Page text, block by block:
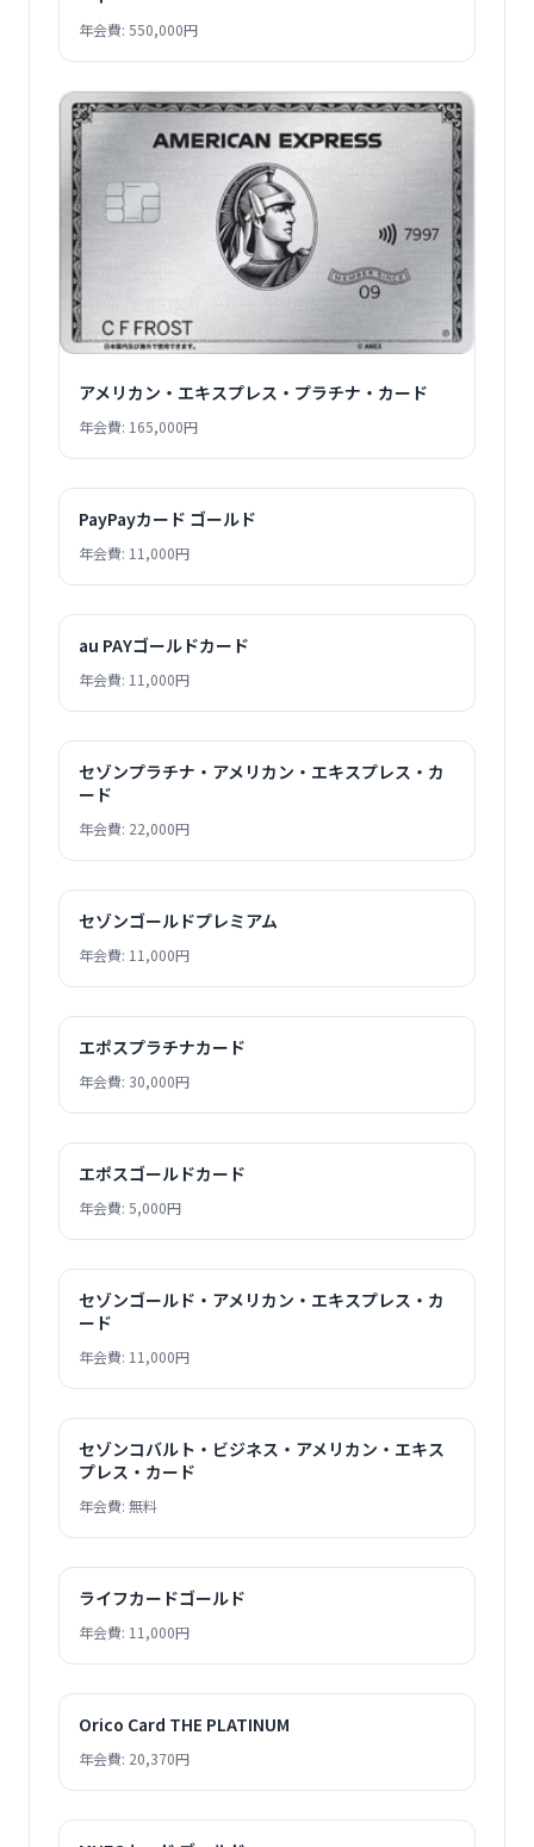
年会費: 550,000円
アメリカン・エキスプレス・プラチナ・カード
年会費: 165,000円
PayPayカード ゴールド
年会費: 11,000円
au PAYゴールドカード
年会費: 11,000円
セゾンプラチナ・アメリカン・エキスプレス・カ
ード
年会費: 22,000円
セゾンゴールドプレミアム
年会費: 11,000円
エポスプラチナカード
年会費: 30,000円
エポスゴールドカード
年会費: 5,000円
セゾンゴールド・アメリカン・エキスプレス・カ
ード
年会費: 11,000円
セゾンコバルト・ビジネス・アメリカン・エキス
プレス・カード
年会費: 無料
ライフカードゴールド
年会費: 11,000円
Orico Card THE PLATINUM
年会費: 20,370円